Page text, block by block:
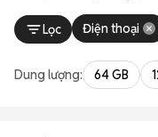
Lọc Điện thoại
Dung lượng: 64 GB